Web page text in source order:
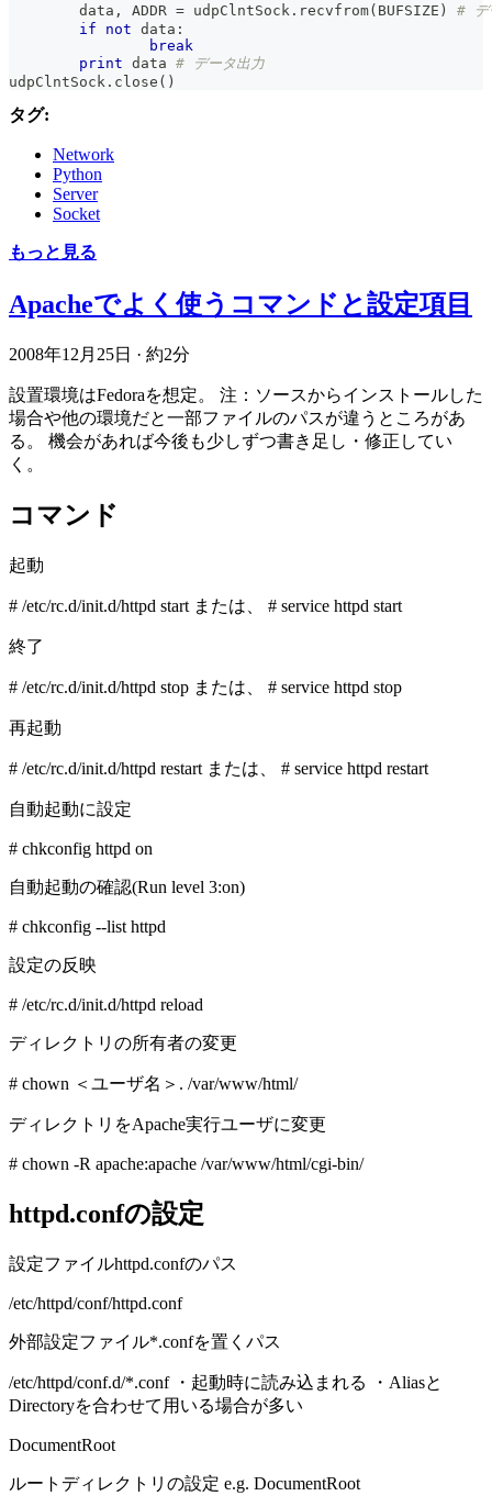
	data
, ADDR = udpClntSock . recvfrom( BUFSIZE )
# デ
if
not data :
break
print data # データ出力
udpClntSock . close ( )
タグ:
Network
Python
Server
Socket
もっと見る
Apacheでよく使うコマンドと設定項目
2008年12月25日 · 約2分
設置環境はFedoraを想定。 注：ソースからインストールした
場合や他の環境だと一部ファイルのパスが違うところがあ
る。 機会があれば今後も少しずつ書き足し・修正してい
く。
コマンド
起動
# /etc/rc.d/init.d/httpd start または、 # service httpd start
終了
# /etc/rc.d/init.d/httpd stop または、 # service httpd stop
再起動
# /etc/rc.d/init.d/httpd restart または、 # service httpd restart
自動起動に設定
# chkconfig httpd on
自動起動の確認(Run level 3:on)
# chkconfig --list httpd
設定の反映
# /etc/rc.d/init.d/httpd reload
ディレクトリの所有者の変更
# chown ＜ユーザ名＞. /var/www/html/
ディレクトリをApache実行ユーザに変更
# chown -R apache:apache /var/www/html/cgi-bin/
httpd.confの設定
設定ファイルhttpd.confのパス
/etc/httpd/conf/httpd.conf
外部設定ファイル*.confを置くパス
/etc/httpd/conf.d/*.conf ・起動時に読み込まれる ・Aliasと
Directoryを合わせて用いる場合が多い
DocumentRoot
ルートディレクトリの設定 e.g. DocumentRoot